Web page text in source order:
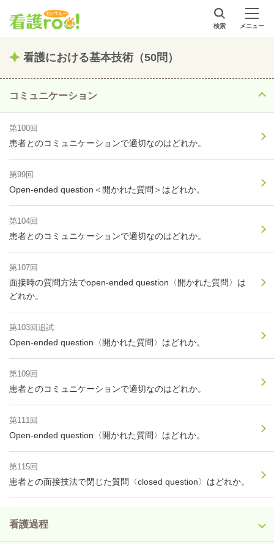
検索 メニュー
看護における基本技術（50問）
コミュニケーション
第100回
患者とのコミュニケーションで適切なのはどれか。
第99回
Open-ended question＜開かれた質問＞はどれか。
第104回
患者とのコミュニケーションで適切なのはどれか。
第107回
面接時の質問方法でopen-ended question〈開かれた質問〉は
どれか。
第103回追試
Open-ended question〈開かれた質問〉はどれか。
第109回
患者とのコミュニケーションで適切なのはどれか。
第111回
Open-ended question〈開かれた質問〉はどれか。
第115回
患者との面接技法で閉じた質問〈closed question〉はどれか。
看護過程